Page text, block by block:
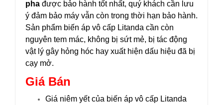
pha được bảo hành tốt nhất, quý khách cần lưu
ý đảm bảo máy vẫn còn trong thời hạn bảo hành.
Sản phẩm biến áp vô cấp Litanda cần còn
nguyên tem mác, không bị sứt mẻ, bị tác động
vật lý gây hỏng hóc hay xuất hiện dấu hiệu đã bị
cạy mở.
Giá Bán
Giá niêm yết của biến áp vô cấp Litanda